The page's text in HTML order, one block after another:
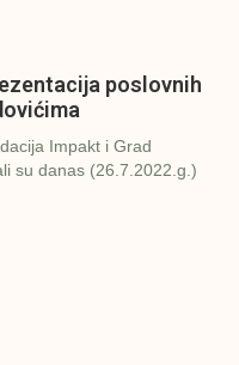
poslovnih
Impakt i Grad
su danas (26.7.2022.g.)